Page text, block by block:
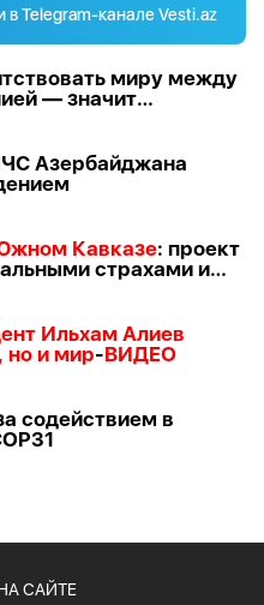
в Telegram-канале Vesti.az
миру между
— значит
себе -
Азербайджана
Кавказе: проект
страхами и
-
Ильхам Алиев
но и мир-ВИДЕО
содействием в
САЙТЕ